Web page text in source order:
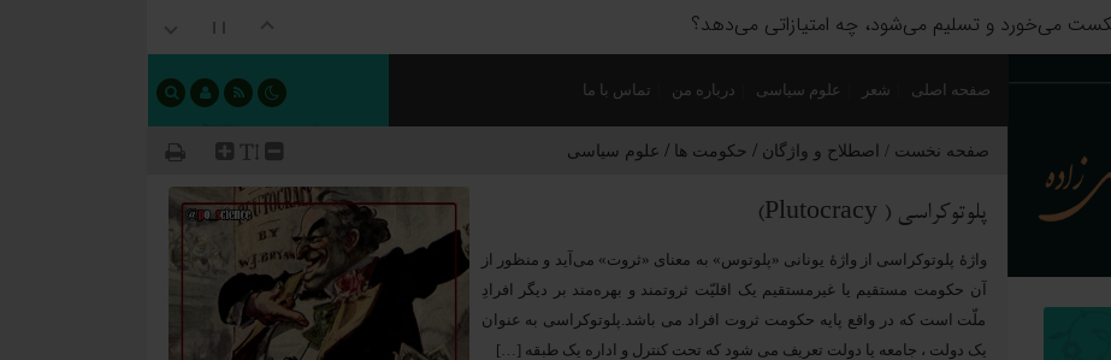
«بمباران برای تسلیم» آمریکا در برابر ایران قفل شده است؟
صفحه اصلی شعر علوم سیاسی درباره من تماس با ما
صفحه نخست / اصطلاح و واژگان / حکومت ها / علوم سیاسی
پلوتوکراسی ( Plutocracy)
واژهٔ پلوتوکراسی از واژهٔ یونانی «پلوتوس» به معنای «ثروت» می‌آید و منظور از
آن حکومت مستقیم یا غیرمستقیم یک اقلیّت ثروتمند و بهره‌مند بر دیگر افرادِ
ملّت است که در واقع پایه حکومت ثروت افراد می باشد.پلوتوکراسی به عنوان
یک دولت ، جامعه یا دولت تعریف می شود که تحت کنترل و اداره یک طبقه […]